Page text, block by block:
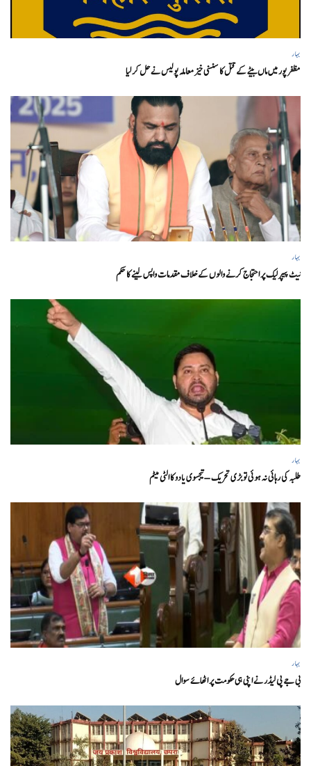
بہار
مظفر پور میں ماں بیٹے کے قتل کا سنسنی خیز معاملہ پولیس نے حل کر لیا
بہار
نیٹ پیپر لیک پر احتجاج کرنے والوں کے خلاف مقدمات واپس لینے کا حکم
بہار
طلبہ کی رہائی نہ ہوئی تو بڑی تحریک – تیجسوی یادو کا الٹی میٹم
بہار
بی جے پی لیڈر نے اپنی ہی حکومت پر اٹھائے سوال